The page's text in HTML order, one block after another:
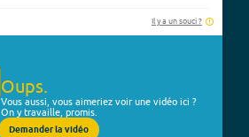
Il y a un souci ?
Oups.
Vous aussi, vous aimeriez voir une vidéo ici ?
On y travaille, promis.
Demander la vidéo